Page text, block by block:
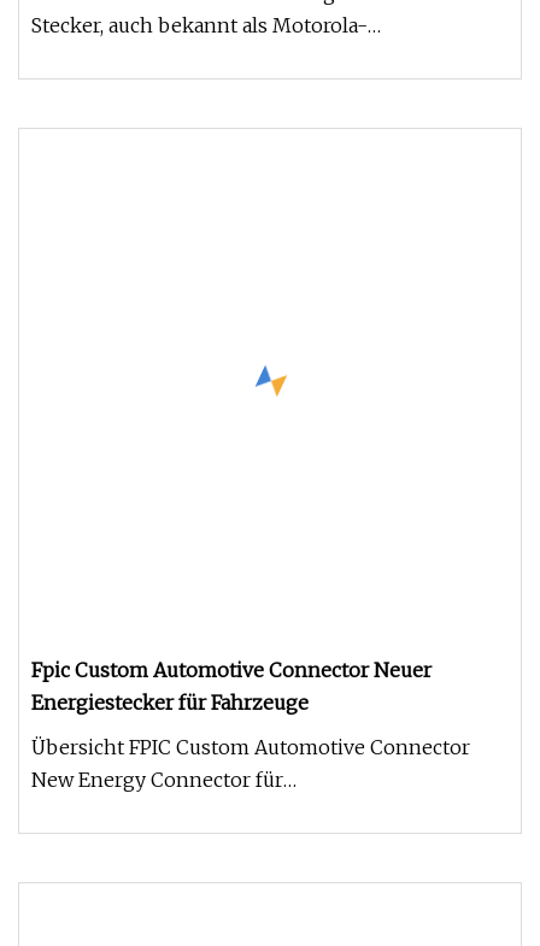
Stecker, auch bekannt als Motorola-
Fpic Custom Automotive Connector Neuer
Energiestecker für Fahrzeuge
Übersicht FPIC Custom Automotive Connector
New Energy Connector für